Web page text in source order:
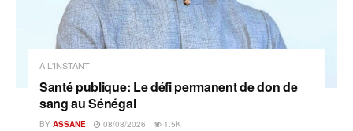
A L'INSTANT
Santé publique: Le défi permanent de don de
sang au Sénégal
BY ASSANE 08/08/2026 1.5K